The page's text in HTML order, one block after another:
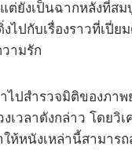
ต่ยังเป็นฉากหลังที่ส
ไปกับเรื่องราวที่เปี่ย
ามรัก
ไปสำรวจมิติของภา
เวลาดังกล่าว โดยวิเ
ห้หนังเหล่านี้สามารถ